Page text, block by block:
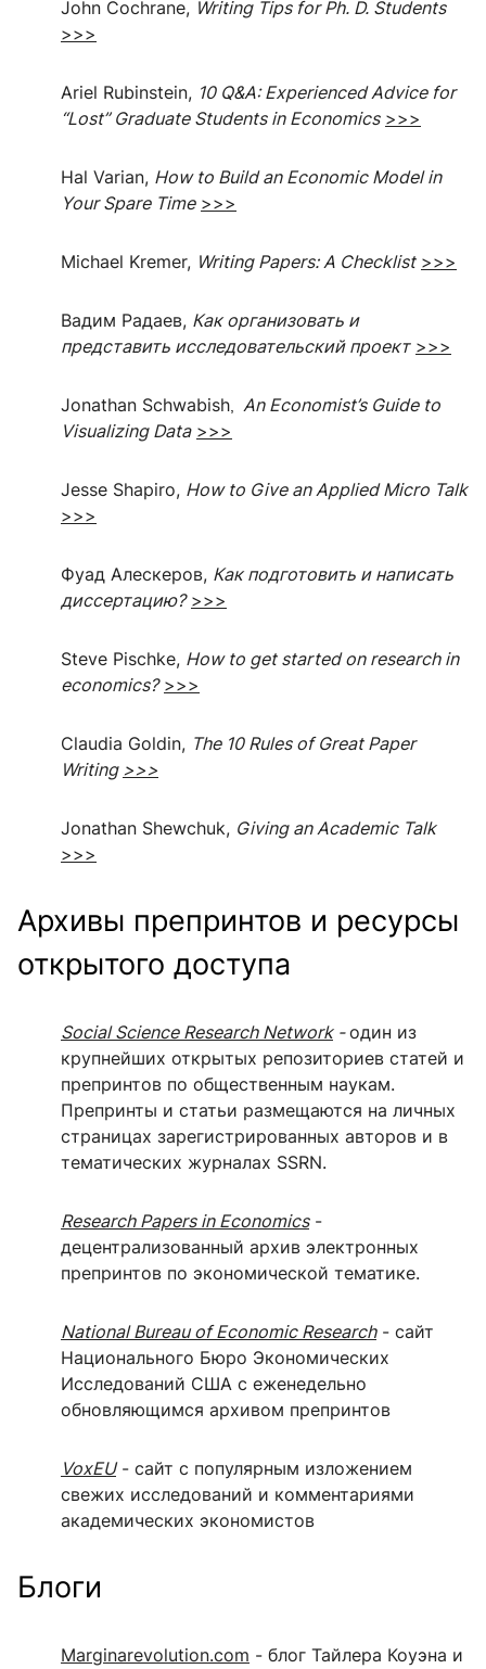
John Cochrane, Writing Tips for Ph. D. Students
>>>
Ariel Rubinstein, 10 Q&A: Experienced Advice for
“Lost” Graduate Students in Economics >>>
Hal Varian, How to Build an Economic Model in
Your Spare Time >>>
Michael Kremer, Writing Papers: A Checklist >>>
Вадим Радаев, Как организовать и
представить исследовательский проект >>>
Jonathan Schwabish An Economist’s Guide to
Visualizing Data >>>
Jesse Shapiro, How to Give an Applied Micro Talk
>>>
Фуад Алескеров, Как подготовить и написать
диссертацию? >>>
Steve Pischke, How to get started on research in
economics? >>>
Claudia Goldin, The 10 Rules of Great Paper
Writing >>>
Jonathan Shewchuk, Giving an Academic Talk
>>>
Архивы препринтов и ресурсы
открытого доступа
Social Science Research Network-один из
крупнейших открытых репозиториев статей и
препринтов по общественным наукам.
Препринты и статьи размещаются на личных
страницах зарегистрированных авторов и в
тематических журналах SSRN.
Research Papers in Economics-
децентрализованный архив электронных
препринтов по экономической тематике.
National Bureau of Economic Research- сайт
Национального Бюро Экономических
Исследований США с еженедельно
обновляющимся архивом препринтов
VoxEU- сайт с популярным изложением
свежих исследований и комментариями
академических экономистов
Блоги
Marginarevolution.com - блог Тайлера Коуэна и